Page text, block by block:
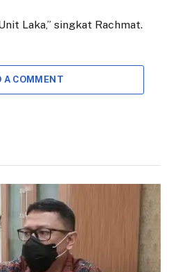
Laka,” singkat Rachmat.
A COMMENT